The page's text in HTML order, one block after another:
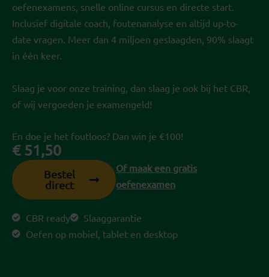
oefenexamens, snelle online cursus en directe start.
Inclusief digitale coach, foutenanalyse en altijd up-to-
date vragen. Meer dan 4 miljoen geslaagden, 90% slaagt
in één keer.
Slaag je voor onze training, dan slaag je ook bij het CBR,
of wij vergoeden je examengeld!
En doe je het foutloos? Dan win je €100!
€51,50
Bestel
direct
Of maak een gratis
oefenexamen
CBR ready
Slaaggarantie
Oefen op mobiel, tablet en desktop